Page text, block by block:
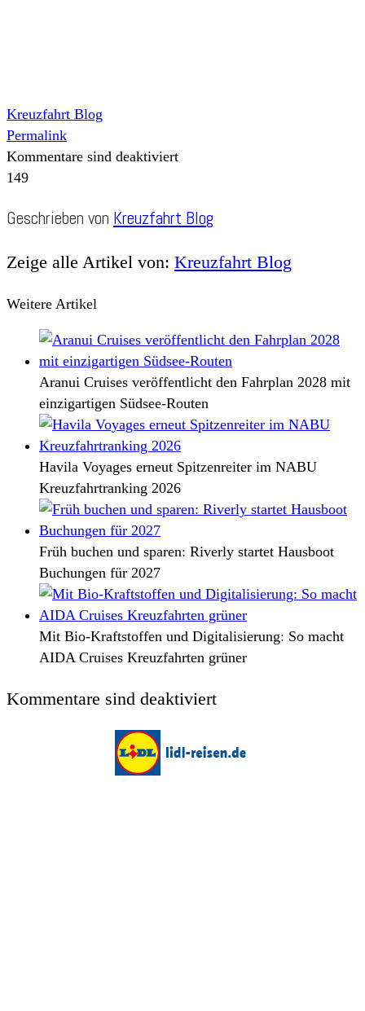
Kreuzfahrt Blog
Permalink
Kommentare sind deaktiviert
149
Geschrieben von Kreuzfahrt Blog
Zeige alle Artikel von: Kreuzfahrt Blog
Weitere Artikel
Aranui Cruises veröffentlicht den Fahrplan 2028 mit
einzigartigen Südsee-Routen
Havila Voyages erneut Spitzenreiter im NABU
Kreuzfahrtranking 2026
Früh buchen und sparen: Riverly startet Hausboot
Buchungen für 2027
Mit Bio-Kraftstoffen und Digitalisierung: So macht
AIDA Cruises Kreuzfahrten grüner
Kommentare sind deaktiviert